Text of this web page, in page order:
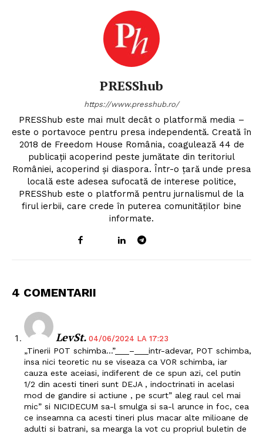
PRESShub
https://www.presshub.ro/
PRESShub este mai mult decât o platformă media –
este o portavoce pentru presa independentă. Creată în
2018 de Freedom House România, coagulează 44 de
publicații acoperind peste jumătate din teritoriul
României, acoperind și diaspora. Într-o țară unde presa
locală este adesea sufocată de interese politice,
PRESShub este o platformă pentru jurnalismul de la
firul ierbii, care crede în puterea comunităților bine
informate.
4 COMENTARII
LevSt. 04/06/2024 LA 17:23
„Tinerii POT schimba…”___–___intr-adevar, POT schimba,
insa nici teoretic nu se viseaza ca VOR schimba, iar
cauza este aceiasi, indiferent de ce spun azi, cel putin
1/2 din acesti tineri sunt DEJA , indoctrinati in acelasi
mod de gandire si actiune , pe scurt” aleg raul cel mai
mic” si NICIDECUM sa-l smulga si sa-l arunce in foc, cea
ce inseamna ca acesti tineri plus macar alte milioane de
adulti si batrani, sa mearga la vot cu propriul buletin de